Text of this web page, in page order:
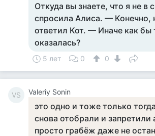
Откуда вы знаете, что я не в
спросила Алиса. — Конечно,
ответил Кот. — Иначе как бы
оказалась?
5 лет 0 0
VS Valeriy Sonin
это одно и тоже только
снова отобрали и запретили
просто грабёж даже не